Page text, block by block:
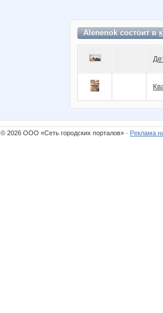
Alenenok состоит в
© 2026 ООО «Сеть городских порталов» · Реклама